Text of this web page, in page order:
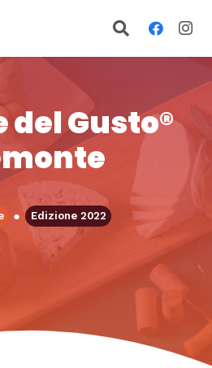
del Gusto®
● Edizione 2022